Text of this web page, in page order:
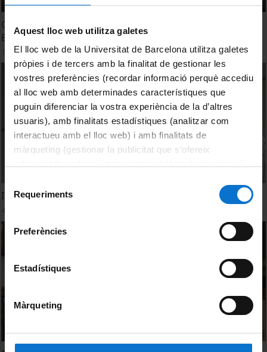
Aquest lloc web utilitza galetes
El lloc web de la Universitat de Barcelona utilitza galetes
pròpies i de tercers amb la finalitat de gestionar les
vostres preferències (recordar informació perquè accediu
al lloc web amb determinades característiques que
puguin diferenciar la vostra experiència de la d’altres
usuaris), amb finalitats estadístiques (analitzar com
interactueu amb el lloc web) i amb finalitats de
màrqueting (gestionar la publicitat que s’ofereix
consultar laPolítica de galetes del lloc web de la
Requeriments
Preferències
Estadístiques
Màrqueting
Graduats en Bioquímica, Biotecnologia i Ciències
Biomèdiques - Sant Albert 2014
14 Noviembre, 2014
I tu? Jo, Bioquímica 2013